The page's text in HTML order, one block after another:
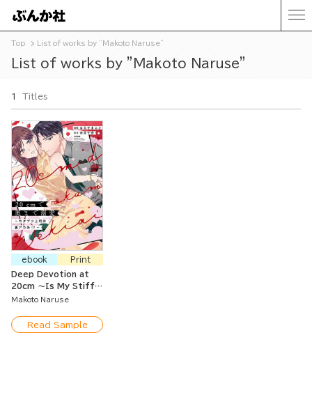
Top List of works by "Makoto Naruse"
List of works by "Makoto Naruse"
Titles
1
ebook
Print
Deep Devotion at
20cm ～Is My Stiff
Boss a Secret Social
Makoto Naruse
Read Sample